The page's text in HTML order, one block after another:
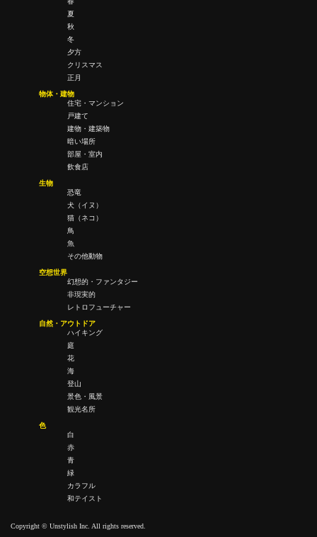
夏
秋
冬
夕方
クリスマス
正月
物体・建物
住宅・マンション
戸建て
建物・建築物
暗い場所
部屋・室内
飲食店
生物
恐竜
犬（イヌ）
猫（ネコ）
鳥
魚
その他動物
空想世界
幻想的・ファンタジー
非現実的
レトロフューチャー
自然・アウトドア
ハイキング
庭
花
海
登山
景色・風景
観光名所
色
白
赤
青
緑
カラフル
和テイスト
Copyright © Unstylish Inc. All rights reserved.